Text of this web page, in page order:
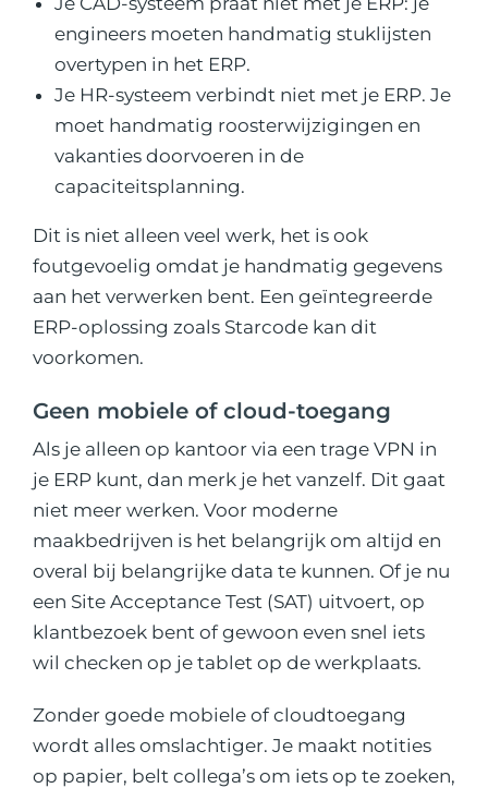
engineers moeten handmatig stuklijsten
overtypen in het ERP.
Je HR-systeem verbindt niet met je ERP. Je
moet handmatig roosterwijzigingen en
vakanties doorvoeren in de
capaciteitsplanning.
Dit is niet alleen veel werk, het is ook
foutgevoelig omdat je handmatig gegevens
aan het verwerken bent. Een geïntegreerde
ERP-oplossing zoals Starcode kan dit
voorkomen.
Geen mobiele of cloud-toegang
Als je alleen op kantoor via een trage VPN in
je ERP kunt, dan merk je het vanzelf. Dit gaat
niet meer werken. Voor moderne
maakbedrijven is het belangrijk om altijd en
overal bij belangrijke data te kunnen. Of je nu
een Site Acceptance Test (SAT) uitvoert, op
klantbezoek bent of gewoon even snel iets
wil checken op je tablet op de werkplaats.
Zonder goede mobiele of cloudtoegang
wordt alles omslachtiger. Je maakt notities
op papier, belt collega’s om iets op te zoeken,